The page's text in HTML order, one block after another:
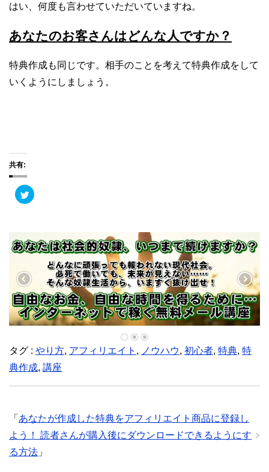
はい、何度も言わせていただいていますね。
あなたのお客さんはどんな人ですか？
特典作成も同じです。相手のことを考えて特典作成をして
いくようにしましょう。
共有:
ク
リ
w
i
t
r
で
共
有
(
新
し
い
ン
ド
ウ
で
き
タグ : やり方, アフィリエイト , ノウハウ, 初心者, 特典, 特
典作成, 講座
「 あなたが作成した特典をアフィリエイト商品に登録し
よう！ 読者さんが購入後にダウンロードできるようにす
る方法 」